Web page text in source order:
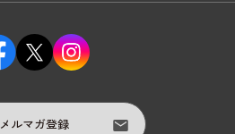
メルマガ登録